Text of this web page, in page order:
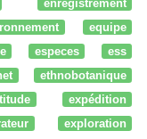
enregistrement
equipe
especes
ess
ethnobotanique
expédition
exploration